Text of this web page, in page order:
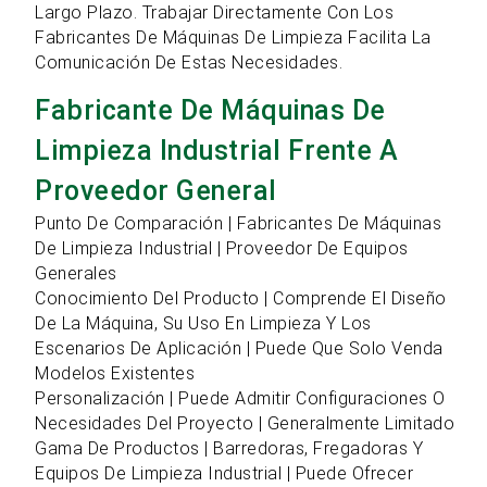
Largo Plazo. Trabajar Directamente Con Los
Fabricantes De Máquinas De Limpieza Facilita La
Comunicación De Estas Necesidades.
Fabricante De Máquinas De
Limpieza Industrial Frente A
Proveedor General
Punto De Comparación | Fabricantes De Máquinas
De Limpieza Industrial | Proveedor De Equipos
Generales
Conocimiento Del Producto | Comprende El Diseño
De La Máquina, Su Uso En Limpieza Y Los
Escenarios De Aplicación | Puede Que Solo Venda
Modelos Existentes
Personalización | Puede Admitir Configuraciones O
Necesidades Del Proyecto | Generalmente Limitado
Gama De Productos | Barredoras, Fregadoras Y
Equipos De Limpieza Industrial | Puede Ofrecer